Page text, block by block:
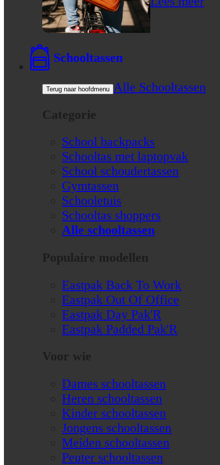
Schooltassen
Terug naar hoofdmenu Alle Schooltassen
Categorie
School backpacks
Schooltas met laptopvak
School schoudertassen
Gymtassen
Schooletuis
Schooltas shoppers
Alle schooltassen
Populaire modellen
Eastpak Back To Work
Eastpak Out Of Office
Eastpak Day Pak'R
Eastpak Padded Pak'R
Voor wie
Dames schooltassen
Heren schooltassen
Kinder schooltassen
Jongens schooltassen
Meiden schooltassen
Peuter schooltassen